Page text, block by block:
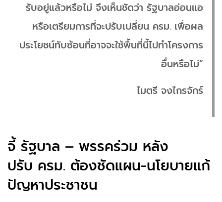
รับอยู่แล้วหรือไม่ จึงเห็นชัดว่า รัฐบาลอ่อนแอ
หรือเตรียมการที่จะปรับเปลี่ยน ครม. เพื่อผล
ประโยชน์ทับซ้อนที่อาจจะใช้พื้นที่นี้ไปทำโครงการ
อื่นหรือไม่”
ไมตรี จงไกรจักร์
จี้ รัฐบาล – พรรคร่วม หลัง
ปรับ ครม. ต้องชัดแผน-นโยบายแก้
ปัญหาประชาชน